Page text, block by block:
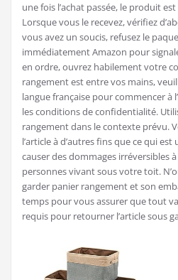
une fois l’achat passée, le produit
Lorsque vous le recevez, vérifiez
vous avez un soucis, refusez le
immédiatement Amazon pour
en ordre, ouvrez habilement votre
rangement est entre vos mains,
langue française pour commencer à
les conditions de confidentialité.
rangement dans le contexte prévu.
l’article à d’autres fins que ce qui
causer des dommages irréversibles
personnes vivant sous votre toit.
garder panier rangement et son
temps pour vous assurer que tout
requis pour retourner l’article sous